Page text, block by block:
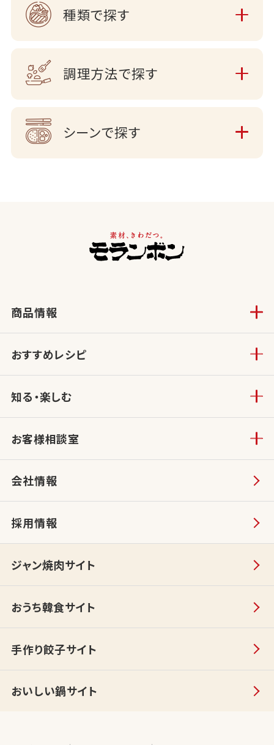
種類で探す
調理方法で探す
シーンで探す
商品情報
おすすめレシピ
知る・楽しむ
お客様相談室
会社情報
採用情報
ジャン焼肉サイト
おうち韓食サイト
手作り餃子サイト
おいしい鍋サイト